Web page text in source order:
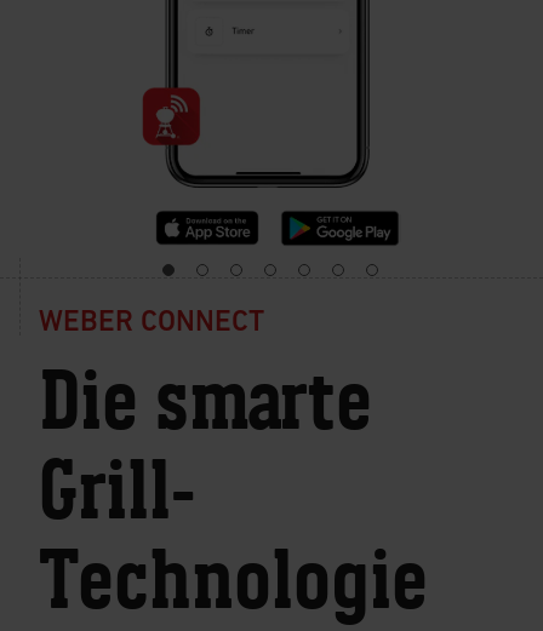
WEBER CONNECT
Die smarte
Grill-
Technologie